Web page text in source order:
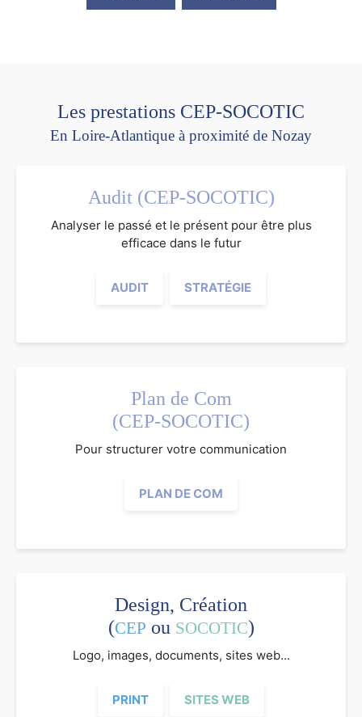
Les prestations CEP-SOCOTIC
En Loire-Atlantique à proximité de Nozay
Audit (CEP-SOCOTIC)
Analyser le passé et le présent pour être plus
efficace dans le futur
AUDIT STRATÉGIE
Plan de Com
(CEP-SOCOTIC)
Pour structurer votre communication
PLAN DE COM
Design, Création
(CEP ou SOCOTIC)
Logo, images, documents, sites web...
PRINT SITES WEB